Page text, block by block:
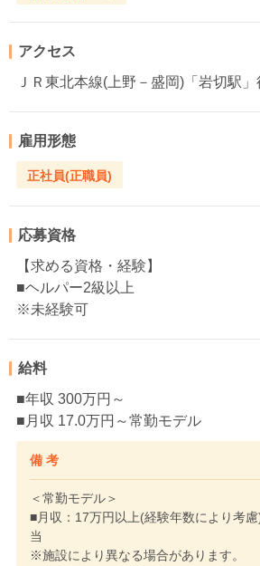
アクセス
ＪＲ東北本線(上野－盛岡)「岩切駅
雇用形態
正社員(正職員)
応募資格
【求める資格・経験】
■ヘルパー2級以上
※未経験可
給料
■年収 300万円～
■月収 17.0万円～常勤モデル
備 考
＜常勤モデル＞
■月収：17万円以上(経験年数により考
当
※施設により異なる場合があります。